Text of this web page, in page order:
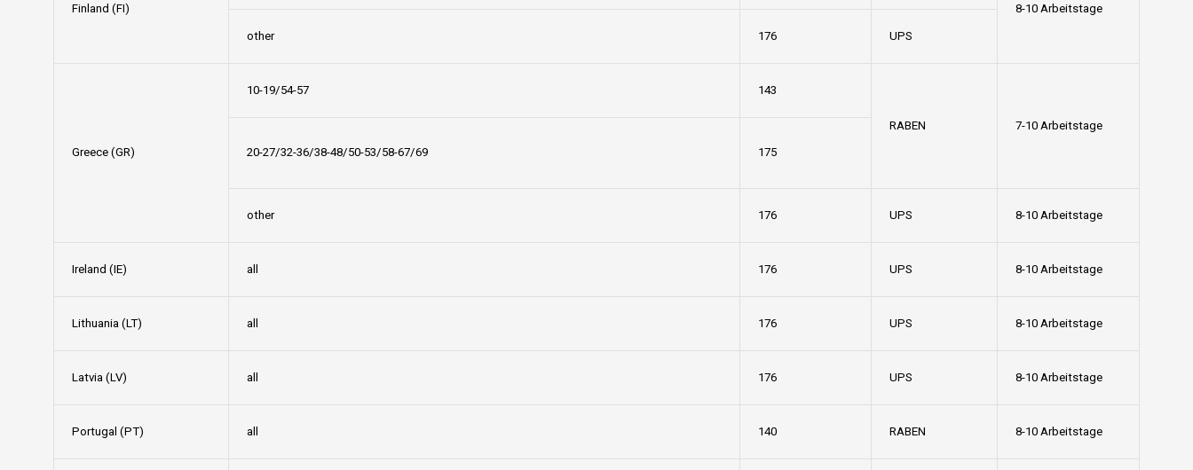
Finland (FI)
8-10 Arbeitstage
other 176 UPS
Greece (GR)
10-19/54-57 143
RABEN
7-10 Arbeitstage
20-27/32-36/38-48/50-53/58-67/69
175
other 176 UPS 8-10 Arbeitstage
Ireland (IE) all 176 UPS 8-10 Arbeitstage
Lithuania (LT) all 176 UPS 8-10 Arbeitstage
Latvia (LV) all 176 UPS 8-10 Arbeitstage
Portugal (PT) all 140 RABEN 8-10 Arbeitstage